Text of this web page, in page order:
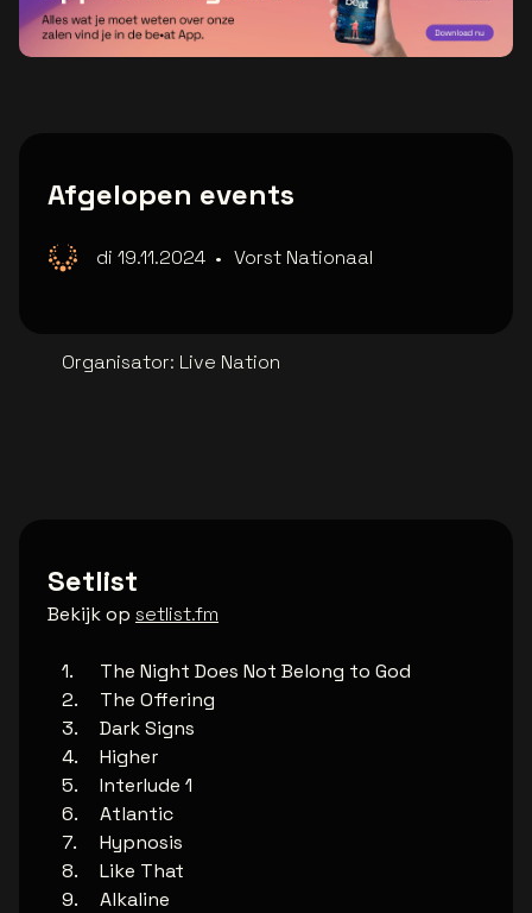
Afgelopen events
di 19.11.2024 • Vorst Nationaal
Organisator: Live Nation
Setlist
Bekijk op setlist.fm
The Night Does Not Belong to God
The Offering
Dark Signs
Higher
Interlude 1
Atlantic
Hypnosis
Like That
Alkaline